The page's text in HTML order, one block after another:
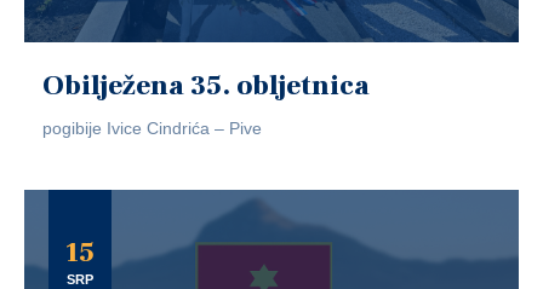
Obilježena 35. obljetnica
pogibije Ivice Cindrića – Pive
15
SRP